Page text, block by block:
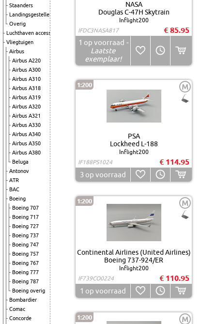
Staanders
Landingsgestellen
Overig
Luchthaven accessoires
Vliegtuigen
Airbus
Airbus A220
Airbus A300
Airbus A310
Airbus A318
Airbus A319
Airbus A320
Airbus A321
Airbus A330
Airbus A340
Airbus A350
Airbus A380
Beluga
Antonov
ATR
BAC
Boeing
Boeing 707
Boeing 717
Boeing 727
Boeing 737
Boeing 747
Boeing 757
Boeing 767
Boeing 777
Boeing 787
Boeing overig
Bombardier
Comac
Concorde
NASA
Douglas C-47H Skytrain
Inflight200
IFDC3NASA817
€ 85.95
1 op voorraad -
Laatste
exemplaar!
1:200 M
PSA
Lockheed L-188
Inflight200
IF188PS1024
€ 114.95
3 op voorraad
1:200 M
Continental Airlines (United Airlines)
Boeing 737-924/ER
Inflight200
IF739CO0224
€ 110.95
1 op voorraad
1:200 M